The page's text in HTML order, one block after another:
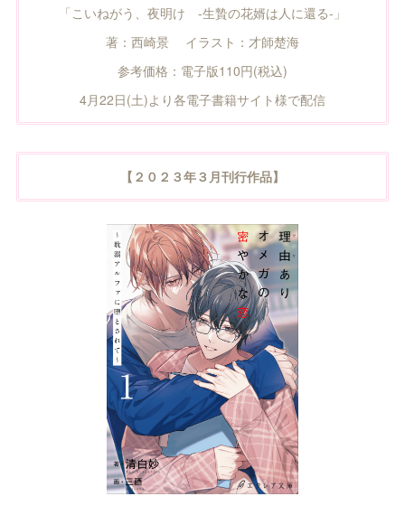
「こいねがう、夜明け -生贄の花婿は人に還る-」
著：西崎景 イラスト：才師楚海
参考価格：電子版110円(税込)
4月22日(土)より各電子書籍サイト様で配信
【２０２３年３月刊行作品】